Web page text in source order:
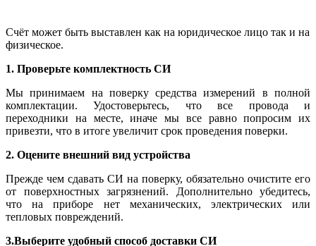
Счёт может быть выставлен как на юридическое лицо так и на
физическое.
1. Проверьте комплектность СИ
Мы принимаем на поверку средства измерений в полной
комплектации. Удостоверьтесь, что все провода и
переходники на месте, иначе мы все равно попросим их
привезти, что в итоге увеличит срок проведения поверки.
2. Оцените внешний вид устройства
Прежде чем сдавать СИ на поверку, обязательно очистите его
от поверхностных загрязнений. Дополнительно убедитесь,
что на приборе нет механических, электрических или
тепловых повреждений.
3.Выберите удобный способ доставки СИ